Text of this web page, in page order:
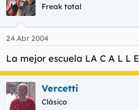
Freak total
24 Abr 2004
La mejor escuela LA C A L L E
Vercetti
Clásico